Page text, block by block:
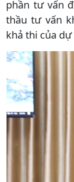
phần tư vấn
thầu tư vấn
khả thi của dự